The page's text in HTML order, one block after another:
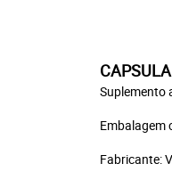
Suplemento
Embalagem
Fabricante: